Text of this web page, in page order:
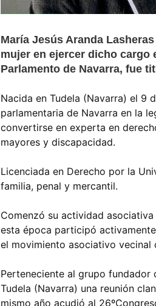
María Jesús Aranda
mujer en ejercer dicho cargo
Parlamento de Navarra, fue
Nacida en Tudela (Navarra) el 9
parlamentaria de Navarra en la
convertirse en experta en
mayores y discapacidad.
Licenciada en Derecho por la
familia, penal y mercantil.
Comenzó su actividad
esta época participó
el movimiento asociativo vecinal
Perteneciente al grupo fundador
Tudela (Navarra) una reunión
mismo año acudió al